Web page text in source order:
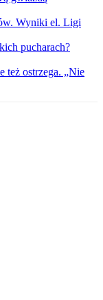
Wyniki el. Ligi
pucharach?
też ostrzega. „Nie